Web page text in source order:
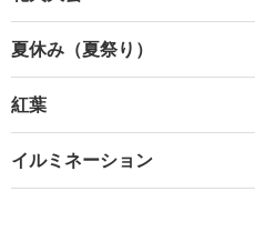
夏休み（夏祭り）
紅葉
イルミネーション